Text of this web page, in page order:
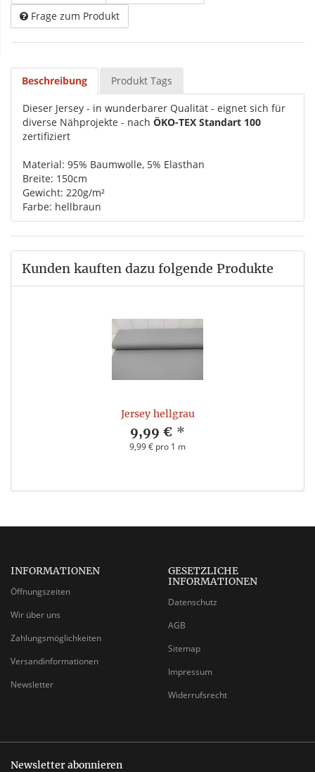
Frage zum Produkt
Beschreibung Produkt Tags
Dieser Jersey - in wunderbarer Qualität - eignet sich für
diverse Nähprojekte - nach ÖKO-TEX Standart 100
zertifiziert
Material: 95% Baumwolle, 5% Elasthan
Breite: 150cm
Gewicht: 220g/m²
Farbe: hellbraun
Kunden kauften dazu folgende Produkte
Jersey hellgrau
9,99 € *
9,99 € pro 1 m
INFORMATIONEN
Öffnungszeiten
Wir über uns
Zahlungsmöglichkeiten
Versandinformationen
Newsletter
GESETZLICHE
INFORMATIONEN
Datenschutz
AGB
Sitemap
Impressum
Widerrufsrecht
Newsletter abonnieren